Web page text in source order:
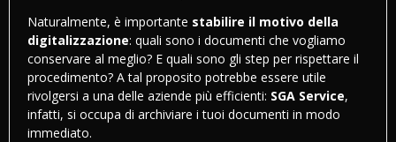
Naturalmente, è importante stabilire il motivo della
digitalizzazione: quali sono i documenti che vogliamo
conservare al meglio? E quali sono gli step per rispettare il
procedimento? A tal proposito potrebbe essere utile
rivolgersi a una delle aziende più efficienti: SGA Service,
infatti, si occupa di archiviare i tuoi documenti in modo
immediato.